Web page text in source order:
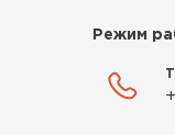
Режим